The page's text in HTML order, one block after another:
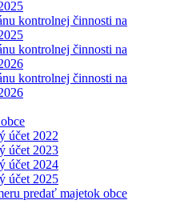
kontrolnej činnosti na
kontrolnej činnosti na
kontrolnej činnosti na
účet 2022
účet 2023
účet 2024
účet 2025
predať majetok obce